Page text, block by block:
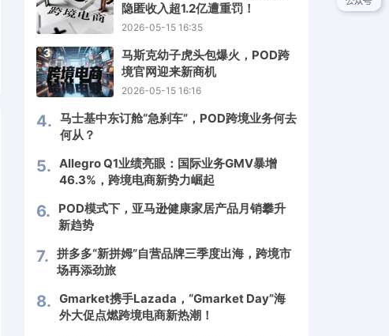
隐匿收入超1.2亿遭重罚！
2026-05-15 16:35
3
马斯克幼子虎头包爆火，POD跨
境官网迎来新商机
2026-05-15 16:16
4. 马士基中东订舱“急刹车”，POD跨境业务何去
何从？
5. Allegro Q1业绩亮眼：国际业务GMV暴增
46.3%，跨境电商新势力崛起
6.
POD模式下，亚马逊健康家居产品月销攀升
新趋势
7. 拼多多“新拼姆”自营品牌三季度出海，跨境市
场再添劲旅
8. Gmarket携手Lazada，“Gmarket Day”海
外大促点燃跨境电商新热潮！